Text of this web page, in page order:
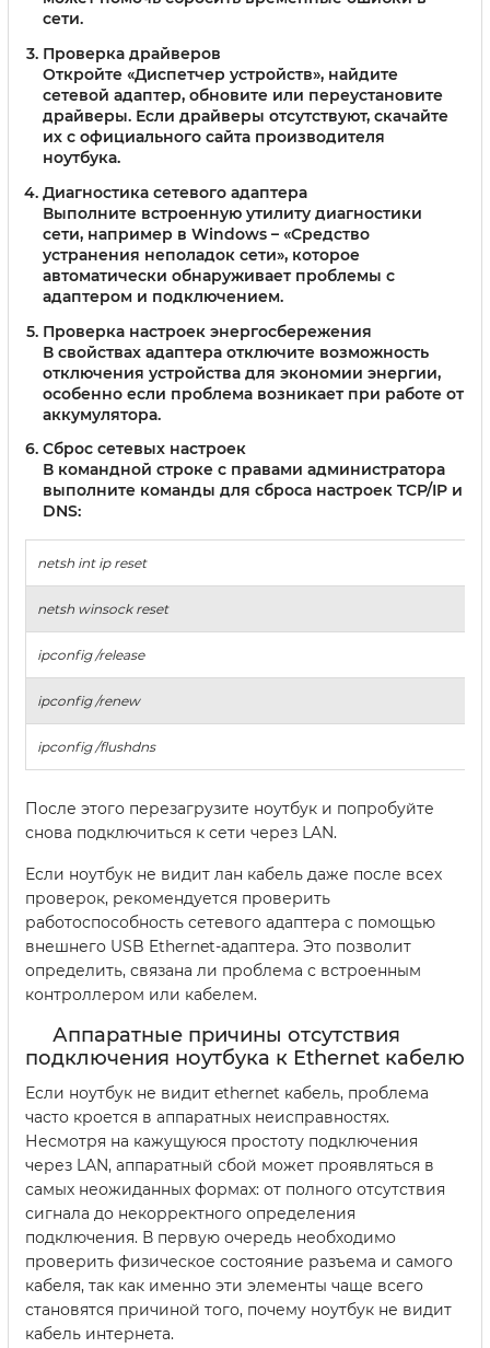
сети.
Проверка драйверов
Откройте «Диспетчер устройств», найдите
сетевой адаптер, обновите или переустановите
драйверы. Если драйверы отсутствуют, скачайте
их с официального сайта производителя
ноутбука.
Диагностика сетевого адаптера
Выполните встроенную утилиту диагностики
сети, например в Windows – «Средство
устранения неполадок сети», которое
автоматически обнаруживает проблемы с
адаптером и подключением.
Проверка настроек энергосбережения
В свойствах адаптера отключите возможность
отключения устройства для экономии энергии,
особенно если проблема возникает при работе от
аккумулятора.
Сброс сетевых настроек
В командной строке с правами администратора
выполните команды для сброса настроек TCP/IP и
DNS:
netsh int ip reset
netsh winsock reset
ipconfig /release
ipconfig /renew
ipconfig /flushdns
После этого перезагрузите ноутбук и попробуйте
снова подключиться к сети через LAN.
Если ноутбук не видит лан кабель даже после всех
проверок, рекомендуется проверить
работоспособность сетевого адаптера с помощью
внешнего USB Ethernet-адаптера. Это позволит
определить, связана ли проблема с встроенным
контроллером или кабелем.
Аппаратные причины отсутствия
подключения ноутбука к Ethernet кабелю
Если ноутбук не видит ethernet кабель, проблема
часто кроется в аппаратных неисправностях.
Несмотря на кажущуюся простоту подключения
через LAN, аппаратный сбой может проявляться в
самых неожиданных формах: от полного отсутствия
сигнала до некорректного определения
подключения. В первую очередь необходимо
проверить физическое состояние разъема и самого
кабеля, так как именно эти элементы чаще всего
становятся причиной того, почему ноутбук не видит
кабель интернета.